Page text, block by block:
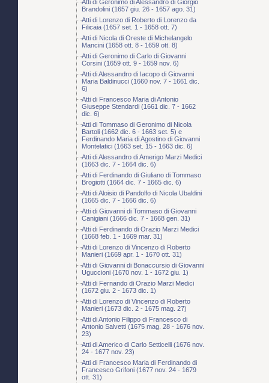
Atti di Geronimo di Alessandro di Giorgio
Brandolini (1657 giu. 26 - 1657 ago. 31)
Atti di Lorenzo di Roberto di Lorenzo da
Filicaia (1657 set. 1 - 1658 ott. 7)
Atti di Nicola di Oreste di Michelangelo
Mancini (1658 ott. 8 - 1659 ott. 8)
Atti di Geronimo di Carlo di Giovanni
Corsini (1659 ott. 9 - 1659 nov. 6)
Atti di Alessandro di Iacopo di Giovanni
Maria Baldinucci (1660 nov. 7 - 1661 dic.
6)
Atti di Francesco Maria di Antonio
Giuseppe Stendardi (1661 dic. 7 - 1662
dic. 6)
Atti di Tommaso di Geronimo di Nicola
Bartoli (1662 dic. 6 - 1663 set. 5) e
Ferdinando Maria di Agostino di Giovanni
Montelatici (1663 set. 15 - 1663 dic. 6)
Atti di Alessandro di Amerigo Marzi Medici
(1663 dic. 7 - 1664 dic. 6)
Atti di Ferdinando di Giuliano di Tommaso
Brogiotti (1664 dic. 7 - 1665 dic. 6)
Atti di Aloisio di Pandolfo di Nicola Ubaldini
(1665 dic. 7 - 1666 dic. 6)
Atti di Giovanni di Tommaso di Giovanni
Canigiani (1666 dic. 7 - 1668 gen. 31)
Atti di Ferdinando di Orazio Marzi Medici
(1668 feb. 1 - 1669 mar. 31)
Atti di Lorenzo di Vincenzo di Roberto
Manieri (1669 apr. 1 - 1670 ott. 31)
Atti di Giovanni di Bonaccursio di Giovanni
Uguccioni (1670 nov. 1 - 1672 giu. 1)
Atti di Fernando di Orazio Marzi Medici
(1672 giu. 2 - 1673 dic. 1)
Atti di Lorenzo di Vincenzo di Roberto
Manieri (1673 dic. 2 - 1675 mag. 27)
Atti di Antonio Filippo di Francesco di
Antonio Salvetti (1675 mag. 28 - 1676 nov.
23)
Atti di Americo di Carlo Setticelli (1676 nov.
24 - 1677 nov. 23)
Atti di Francesco Maria di Ferdinando di
Francesco Grifoni (1677 nov. 24 - 1679
ott. 31)